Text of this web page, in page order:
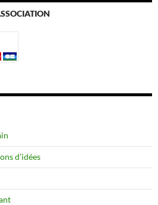
d’idées